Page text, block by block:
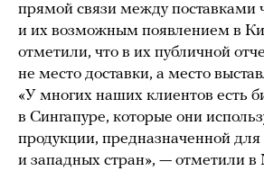
прямой связи между поставками
и их возможным появлением в
отметили, что в их публичной
не место доставки, а место
«У многих наших клиентов есть
в Сингапуре, которые они
продукции, предназначенной
и западных стран», — отметили в